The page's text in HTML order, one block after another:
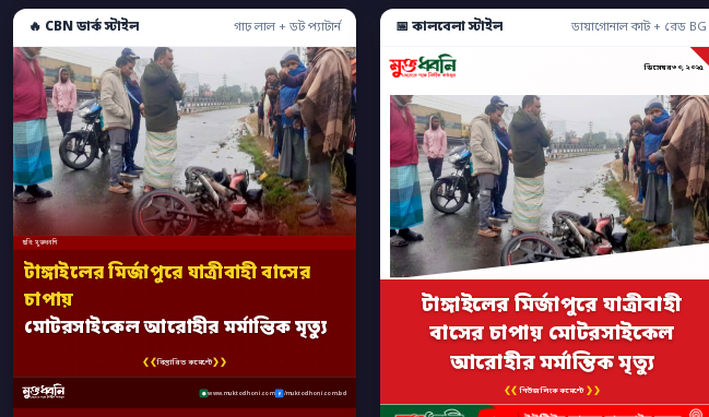
🔥 CBN ডার্ক স্টাইল গাঢ় লাল + ডট প্যাটার্ন
ছবি: মুক্তধ্বনি
টাঙ্গাইলের মির্জাপুরে যাত্রীবাহী বাসের
চাপায়
মোটরসাইকেল আরোহীর মর্মান্তিক মৃত্যু
❮❮বিস্তারিত কমেন্টে❯❯
www.muktodhoni.com /muktodhoni.com.bd
📅 কালবেলা স্টাইল ডায়াগোনাল কাট + রেড BG
ডিসেম্বর ৩০, ২০২৫
টাঙ্গাইলের মির্জাপুরে যাত্রীবাহী
বাসের চাপায় মোটরসাইকেল
আরোহীর মর্মান্তিক মৃত্যু
❮❮ নিউজ লিংক কমেন্টে ❯❯